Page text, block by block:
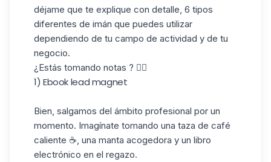
déjame que te explique con detalle, 6 tipos
diferentes de imán que puedes utilizar
dependiendo de tu campo de actividad y de tu
negocio.
¿Estás tomando notas ? ✍🏼
1) Ebook lead magnet
Bien, salgamos del ámbito profesional por un
momento. Imagínate tomando una taza de café
caliente ☕️, una manta acogedora y un libro
electrónico en el regazo.